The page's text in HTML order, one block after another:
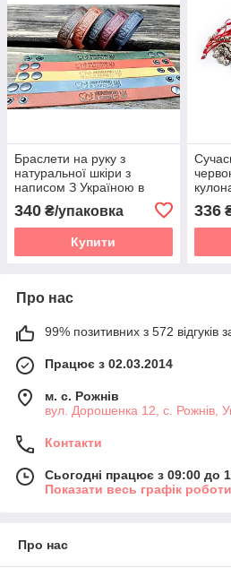
Браслети на руку з
натуральної шкіри з
написом З Україною в
340 ₴/упаковка
Купити
336
Про нас
99% позитивних з 572 відгуків
Працює з 02.03.2014
м. с. Рожнів
вул. Дорошенка 12, с. Рожнів,
Контакти
Сьогодні працює з 09:00 до
Показати весь графік роботи
Про нас